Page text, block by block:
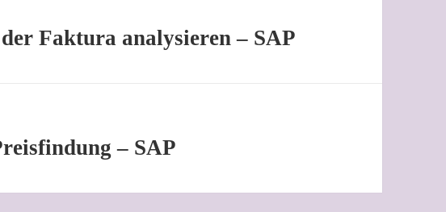
Faktura analysieren – SAP
– SAP